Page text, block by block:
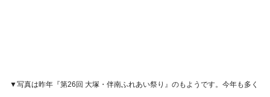
▼写真は昨年『第26回 大塚・伴南ふれあい祭り』のもようです。今年も多く